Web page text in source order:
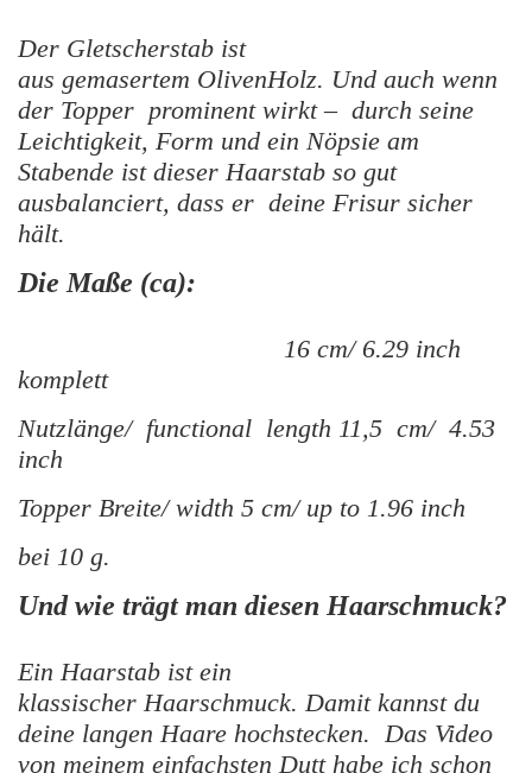
Der Gletscherstab ist
aus gemasertem OlivenHolz. Und auch wenn
der Topper prominent wirkt – durch seine
Leichtigkeit, Form und ein Nöpsie am
Stabende ist dieser Haarstab so gut
ausbalanciert, dass er deine Frisur sicher
hält.
Die Maße (ca):
16 cm/ 6.29 inch
komplett
Nutzlänge/ functional length 11,5 cm/ 4.53
inch
Topper Breite/ width 5 cm/ up to 1.96 inch
bei 10 g.
Und wie trägt man diesen Haarschmuck?
Ein Haarstab ist ein
klassischer Haarschmuck. Damit kannst du
deine langen Haare hochstecken. Das Video
von meinem einfachsten Dutt habe ich schon